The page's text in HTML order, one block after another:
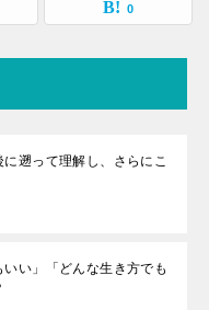
0
遡って理解し、さらにこ
いい」「どんな生き方でも